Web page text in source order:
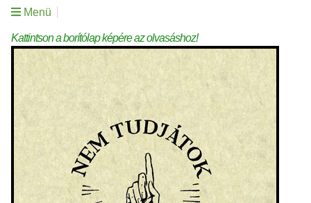
Menü
Kattintson a borítólap képére az olvasáshoz!